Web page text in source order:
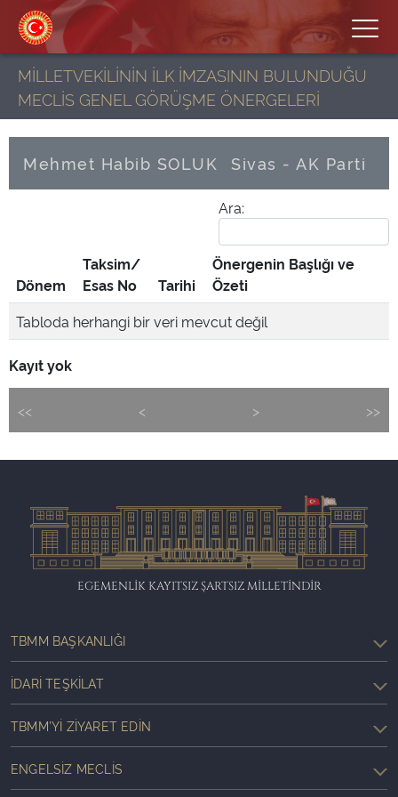
MİLLETVEKİLİNİN İLK İMZASININ BULUNDUĞU
MECLİS GENEL GÖRÜŞME ÖNERGELERİ
Mehmet Habib SOLUK Sivas - AK Parti
Ara:
Dönem
Taksim/
Esas No
Tarihi
Önergenin Başlığı ve
Özeti
Tabloda herhangi bir veri mevcut değil
Kayıt yok
<< < > >>
EGEMENLİK KAYITSIZ ŞARTSIZ MİLLETİNDİR
TBMM BAŞKANLIĞI
İDARI TEŞKILAT
TBMM'YI ZIYARET EDIN
ENGELSIZ MECLIS